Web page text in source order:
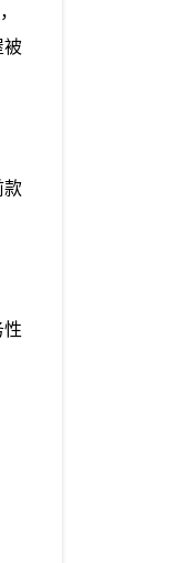
被
款
性